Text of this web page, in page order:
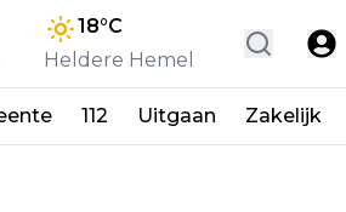
18°C
Heldere Hemel
112 Uitgaan Zakelijk